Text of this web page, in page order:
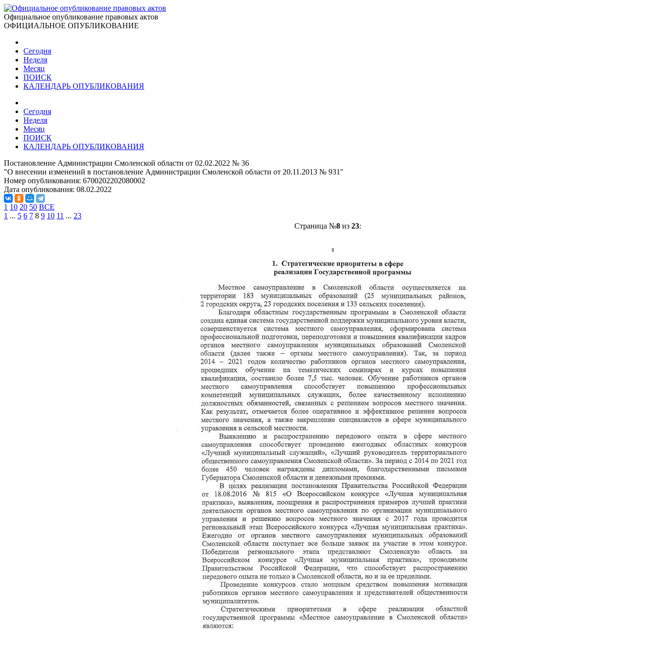
Официальное опубликование правовых актов
ОФИЦИАЛЬНОЕ ОПУБЛИКОВАНИЕ
Сегодня
Неделя
Месяц
ПОИСК
КАЛЕНДАРЬ ОПУБЛИКОВАНИЯ
Сегодня
Неделя
Месяц
ПОИСК
КАЛЕНДАРЬ ОПУБЛИКОВАНИЯ
Постановление Администрации Смоленской области от 02.02.2022 № 36
"О внесении изменений в постановление Администрации Смоленской области от 20.11.2013 № 931"
Номер опубликования: 6700202202080002
Дата опубликования: 08.02.2022
1 10 20 50 ВСЕ
1 ... 5 6 7 8 9 10 11 ... 23
Страница №8из 23: